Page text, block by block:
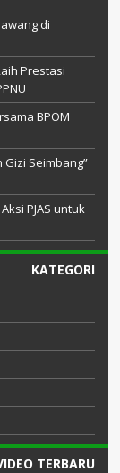
di
Prestasi
BPOM
Seimbang”
PJAS untuk
KATEGORI
TERBARU